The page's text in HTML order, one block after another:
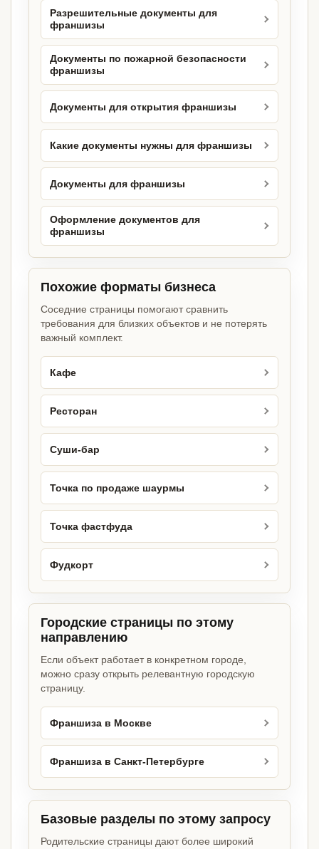
Разрешительные документы для
франшизы
Документы по пожарной безопасности
франшизы
Документы для открытия франшизы
Какие документы нужны для франшизы
Документы для франшизы
Оформление документов для
франшизы
Похожие форматы бизнеса
Соседние страницы помогают сравнить
требования для близких объектов и не потерять
важный комплект.
Кафе
Ресторан
Суши-бар
Точка по продаже шаурмы
Точка фастфуда
Фудкорт
Городские страницы по этому
направлению
Если объект работает в конкретном городе,
можно сразу открыть релевантную городскую
страницу.
Франшиза в Москве
Франшиза в Санкт-Петербурге
Базовые разделы по этому запросу
Родительские страницы дают более широкий